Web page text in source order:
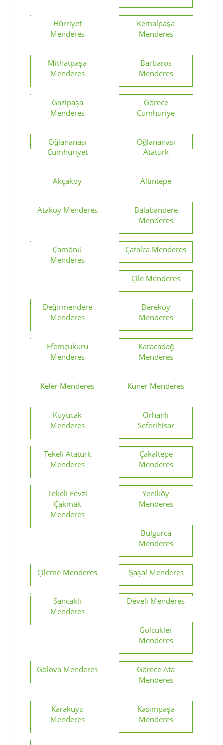
Hürriyet
Menderes
Kemalpaşa
Menderes
Mithatpaşa
Menderes
Barbaros
Menderes
Gazipaşa
Menderes
Görece
Cumhuriye
Oğlananası
Cumhuriyet
Oğlananası
Atatürk
Akçaköy Altıntepe
Ataköy Menderes
Balabandere
Menderes
Çamönü
Menderes
Çatalca Menderes
Çile Menderes
Değirmendere
Menderes
Dereköy
Menderes
Efemçukuru
Menderes
Karacadağ
Menderes
Keler Menderes Küner Menderes
Kuyucak
Menderes
Orhanlı
Seferihisar
Tekeli Atatürk
Menderes
Çakaltepe
Menderes
Tekeli Fevzi
Çakmak
Menderes
Yeniköy
Menderes
Bulgurca
Menderes
Çileme Menderes Şaşal Menderes
Sancaklı
Menderes
Develi Menderes
Gölcükler
Menderes
Gölova Menderes
Görece Ata
Menderes
Karakuyu
Menderes
Kasımpaşa
Menderes